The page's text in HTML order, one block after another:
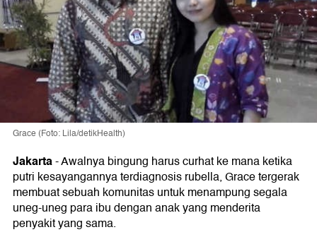
Grace (Foto: Lila/detikHealth)
Jakarta- Awalnya bingung harus curhat ke mana ketika
putri kesayangannya terdiagnosis rubella, Grace tergerak
membuat sebuah komunitas untuk menampung segala
uneg-uneg para ibu dengan anak yang menderita
penyakit yang sama.